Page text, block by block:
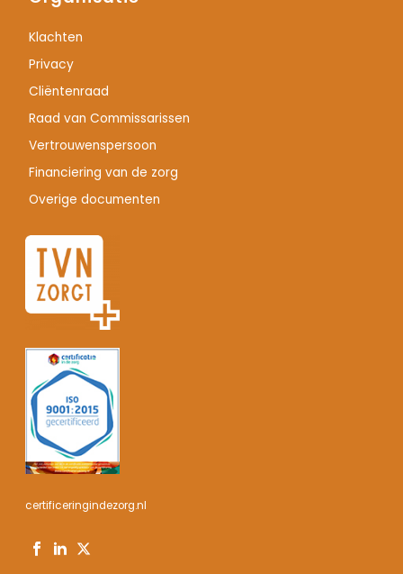
Klachten
Privacy
Cliëntenraad
Raad van Commissarissen
Vertrouwenspersoon
Financiering van de zorg
Overige documenten
certificeringindezorg.nl